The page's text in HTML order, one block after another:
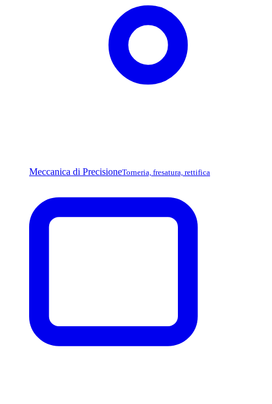
Meccanica di PrecisioneTorneria, fresatura, rettifica